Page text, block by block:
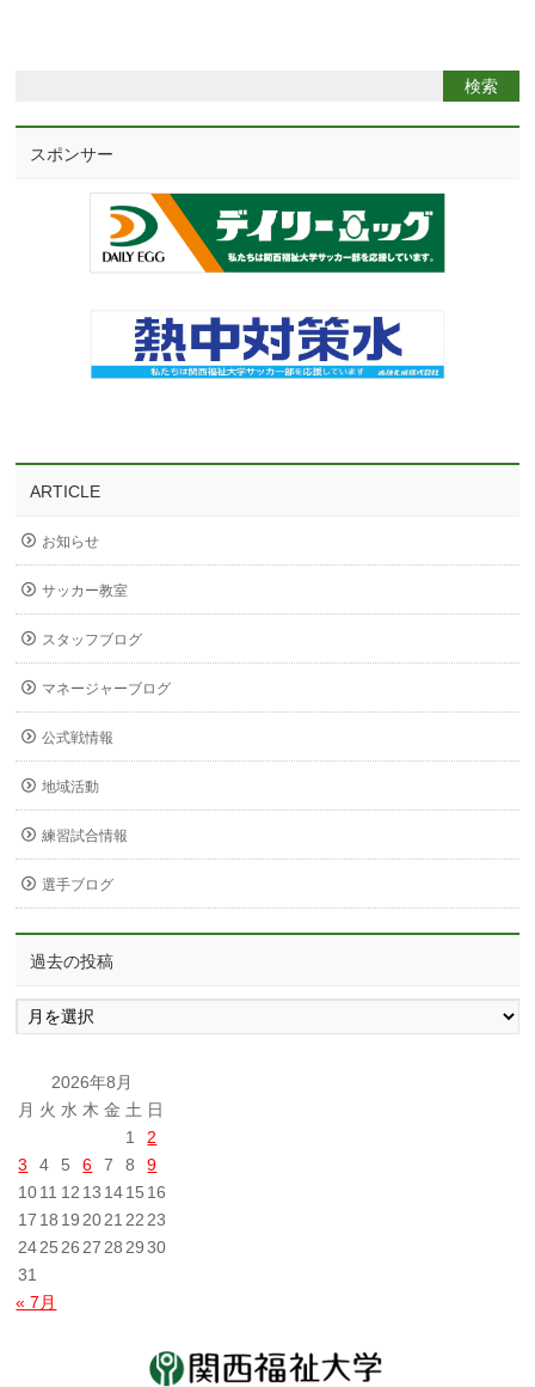
スポンサー
ARTICLE
お知らせ
サッカー教室
スタッフブログ
マネージャーブログ
公式戦情報
地域活動
練習試合情報
選手ブログ
過去の投稿
過
去
稿
2026年8月
月 火 水 木 金 土 日
1
2
3
4 5 6 7 8
9
1011 12 13 1415 16
17 18 19 2021 22 23
2425 26 27 28 29 30
31
« 7月